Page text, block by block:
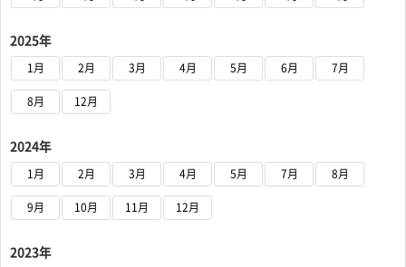
2025年
1月 2月 3月 4月 5月 6月 7月
8月 12月
2024年
1月 2月 3月 4月 5月 7月 8月
9月 10月 11月 12月
2023年